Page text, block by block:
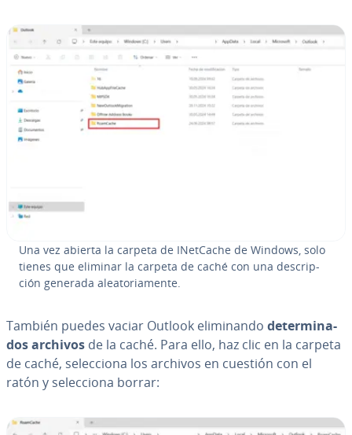
Una vez abierta la carpeta de INetCache de Windows, solo
tienes que eliminar la carpeta de caché con una de­s­cri­p­
ción generada alea­to­ria­me­n­te.
También puedes vaciar Outlook eli­mi­na­n­do de­te­r­mi­na­
dos archivos de la caché. Para ello, haz clic en la carpeta
de caché, se­le­c­cio­na los archivos en cuestión con el
ratón y se­le­c­cio­na borrar: